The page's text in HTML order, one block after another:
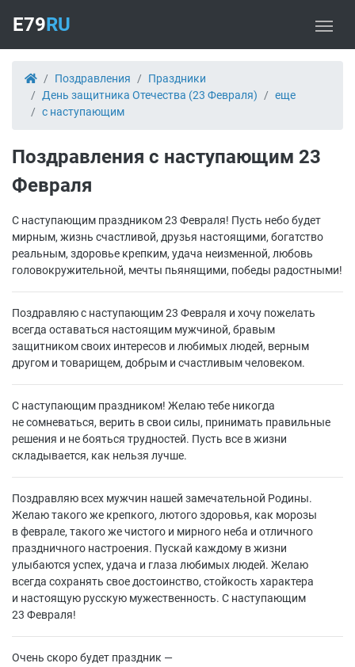
E79RU
Поздравления
Праздники
День защитника Отечества (23 Февраля)
еще
с наступающим
Поздравления с наступающим 23
Февраля
С наступающим праздником 23 Февраля! Пусть небо будет
мирным, жизнь счастливой, друзья настоящими, богатство
реальным, здоровье крепким, удача неизменной, любовь
головокружительной, мечты пьянящими, победы радостными!
Поздравляю с наступающим 23 Февраля и хочу пожелать
всегда оставаться настоящим мужчиной, бравым
защитником своих интересов и любимых людей, верным
другом и товарищем, добрым и счастливым человеком.
С наступающим праздником! Желаю тебе никогда
не сомневаться, верить в свои силы, принимать правильные
решения и не бояться трудностей. Пусть все в жизни
складывается, как нельзя лучше.
Поздравляю всех мужчин нашей замечательной Родины.
Желаю такого же крепкого, лютого здоровья, как морозы
в феврале, такого же чистого и мирного неба и отличного
праздничного настроения. Пускай каждому в жизни
улыбаются успех, удача и глаза любимых людей. Желаю
всегда сохранять свое достоинство, стойкость характера
и настоящую русскую мужественность. С наступающим
23 Февраля!
Очень скоро будет праздник —